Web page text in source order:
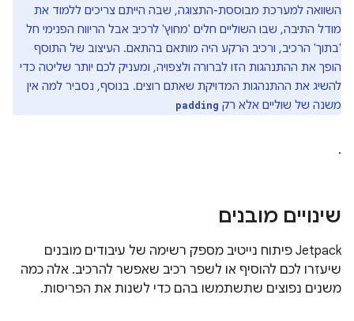
השוואה למערכת מבוססת-התצוגה, שבה הייתם צריכים ללמוד את
מודל התיבה, שבו השוליים חלים 'מחוץ' לרכיב אבל הריווח הפנימי חל
'בתוך' הרכיב, ורכיב הרקע היה מותאם בהתאם. העיצוב של התוסף
הופך את ההתנהגות הזו לברורה ולצפויה, ומעניק לכם יותר שליטה כדי
להשיג את ההתנהגות המדויקת שאתם רוצים. בנוסף, נסביר למה אין
משנה של שוליים אלא רק padding
.
שינויים מובנים
‫Jetpack פיתוח נייטיב מספק רשימה של עיבודים מובנים
שיעזרו לכם להוסיף או לשפר רכיב שאפשר להרכיב. אלה כמה
משנים נפוצים שתשתמשו בהם כדי לשנות את הפריסות.